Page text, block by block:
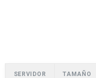
SERVIDOR TAMAÑO